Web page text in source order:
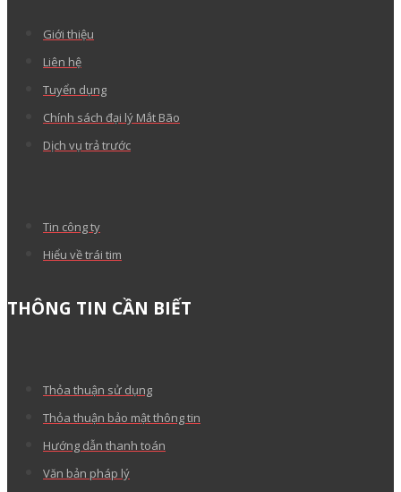
Giới thiệu
Liên hệ
Tuyển dụng
Chính sách đại lý Mắt Bão
Dịch vụ trả trước
Tin công ty
Hiểu về trái tim
THÔNG TIN CẦN BIẾT
Thỏa thuận sử dụng
Thỏa thuận bảo mật thông tin
Hướng dẫn thanh toán
Văn bản pháp lý